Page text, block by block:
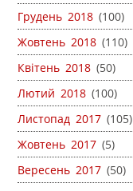
Грудень 2018 (100)
Жовтень 2018 (110)
Квітень 2018 (50)
Лютий 2018 (100)
Листопад 2017 (105)
Жовтень 2017 (5)
Вересень 2017 (50)